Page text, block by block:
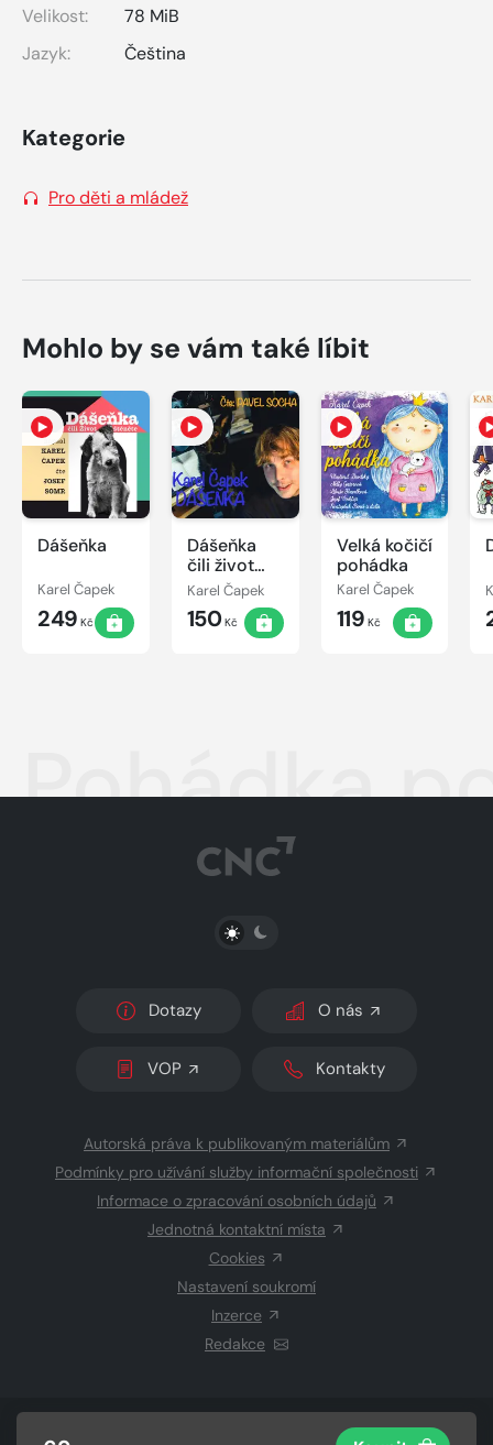
Velikost:
78 MiB
Jazyk:
Čeština
Kategorie
Pro děti a mládež
Mohlo by se vám také líbit
Dášeňka
Karel Čapek
249 Kč
Dášeňka
čili život
štěněte
Karel Čapek
150Kč
Velká kočičí
pohádka
Karel Čapek
119 Kč
Pohádka
PŘEPNOUT SVĚTLÝ/TMAVÝ REŽIM
Dotazy O nás
VOP Kontakty
Autorská práva k publikovaným materiálům
Podmínky pro užívání služby informační společnosti
Informace o zpracování osobních údajů
Jednotná kontaktní místa
Cookies
Nastavení soukromí
Inzerce
Redakce
CZECH NEWS CENTER a.s.a dodavatelé